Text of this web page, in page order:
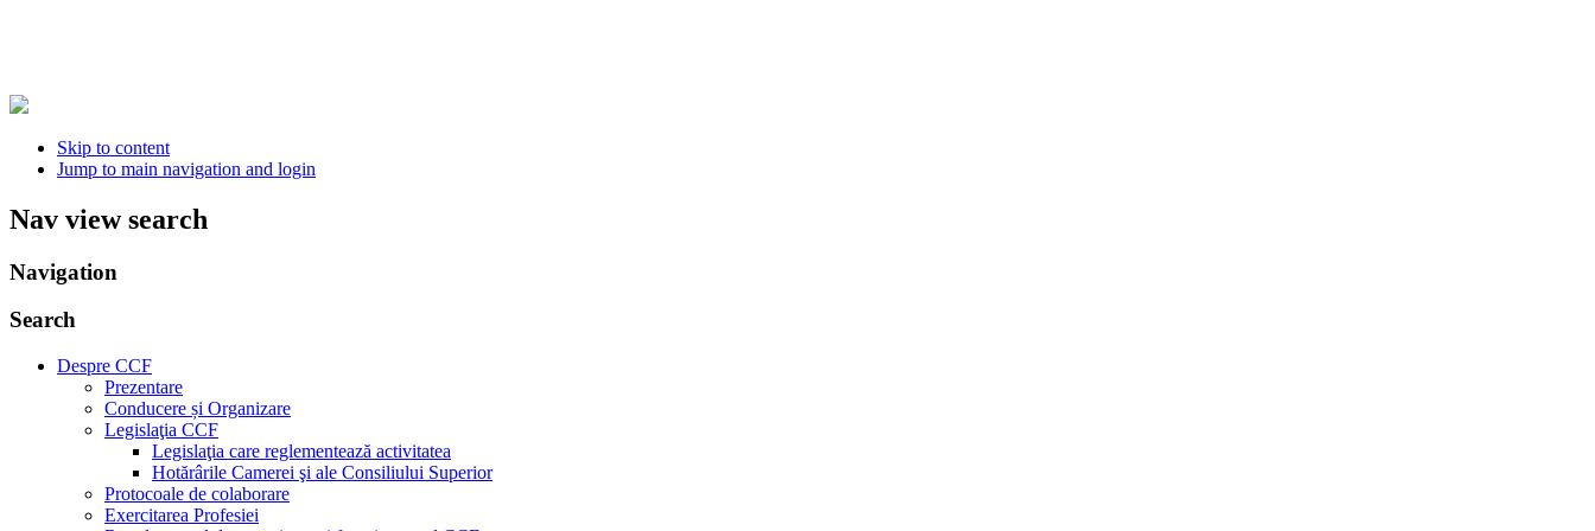
Skip to content
Jump to main navigation and login
Nav view search
Navigation
Search
Despre CCF
Prezentare
Conducere și Organizare
Legislaţia CCF
Legislaţia care reglementează activitatea
Hotărârile Camerei şi ale Consiliului Superior
Protocoale de colaborare
Exercitarea Profesiei